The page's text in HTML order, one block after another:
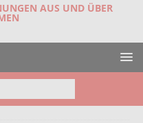
AUS UND ÜBER